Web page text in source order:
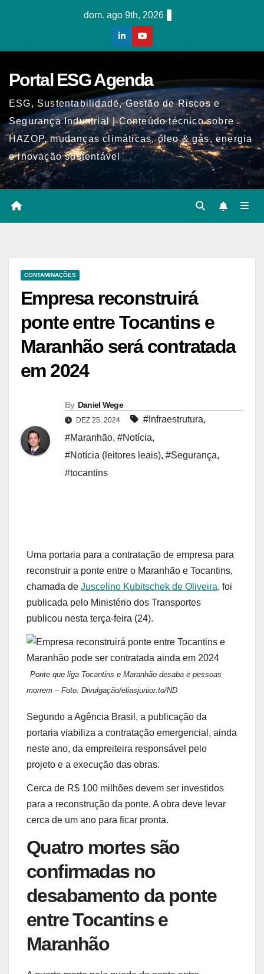
dom. ago 9th, 2026
Portal ESG Agenda
ESG, Sustentabilidade, Gestão de Riscos e
Segurança Industrial | Conteúdo técnico sobre
HAZOP, mudanças climáticas, óleo & gás, energia
e inovação sustentável
CONTAMINAÇÕES
Empresa reconstruirá
ponte entre Tocantins e
Maranhão será contratada
em 2024
By Daniel Wege
DEZ 25, 2024 #Infraestrutura,
#Maranhão, #Notícia,
#Notícia (leitores leais), #Segurança,
#tocantins
Uma portaria para a contratação de empresa para
reconstruir a ponte entre o Maranhão e Tocantins,
chamada de Juscelino Kubitschek de Oliveira, foi
publicada pelo Ministério dos Transportes
publicou nesta terça-feira (24).
Ponte que liga Tocantins e Maranhão desaba e pessoas
morrem – Foto: Divulgação/eliasjunior.to/ND
Segundo a Agência Brasil, a publicação da
portaria viabiliza a contratação emergencial, ainda
neste ano, da empreiteira responsável pelo
projeto e a execução das obras.
Cerca de R$ 100 milhões devem ser investidos
para a reconstrução da ponte. A obra deve levar
cerca de um ano para ficar pronta.
Quatro mortes são
confirmadas no
desabamento da ponte
entre Tocantins e
Maranhão